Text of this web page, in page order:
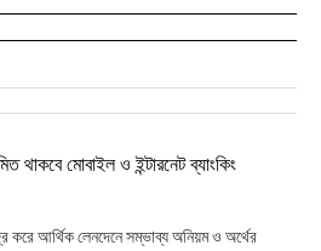
থাকবে মোবাইল ও ইন্টারনেট ব্যাংকিং
করে আর্থিক লেনদেনে সম্ভাব্য অনিয়ম ও অর্থের